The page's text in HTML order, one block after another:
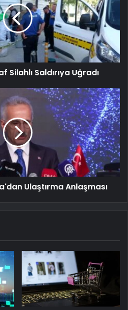
Silahlı Saldırıya Uğradı
Ulaştırma Anlaşması